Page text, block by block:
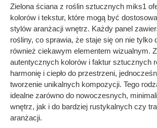
Zielona ściana z roślin sztucznych miks1
kolorów i tekstur, które mogą być
stylów aranżacji wnętrz. Każdy panel
rośliny, co sprawia, że staje się on nie tylko
również ciekawym elementem wizualnym.
autentycznych kolorów i faktur sztucznych
harmonię i ciepło do przestrzeni,
tworzenie unikalnych kompozycji. Tego
idealne zarówno do nowoczesnych,
wnętrz, jak i do bardziej rustykalnych czy
aranżacji.